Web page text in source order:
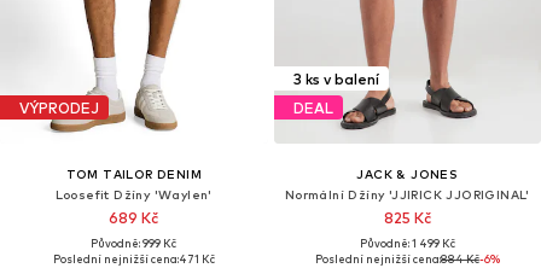
VÝPRODEJ
TOM TAILOR DENIM
Loosefit Džíny 'Waylen'
689 Kč
Původně: 999 Kč
Poslední nejnižší cena:471 Kč
3 ks v balení
DEAL
JACK & JONES
Normální Džíny 'JJIRICK JJORIGINAL'
825 Kč
Původně: 1 499 Kč
Poslední nejnižší cena:884 Kč-6%